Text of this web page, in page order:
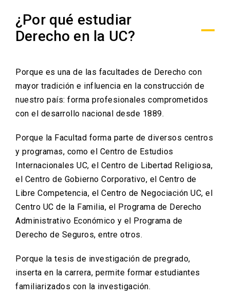
¿Por qué estudiar
Derecho en la UC?
Porque es una de las facultades de Derecho con
mayor tradición e influencia en la construcción de
nuestro país: forma profesionales comprometidos
con el desarrollo nacional desde 1889.
Porque la Facultad forma parte de diversos centros
y programas, como el Centro de Estudios
Internacionales UC, el Centro de Libertad Religiosa,
el Centro de Gobierno Corporativo, el Centro de
Libre Competencia, el Centro de Negociación UC, el
Centro UC de la Familia, el Programa de Derecho
Administrativo Económico y el Programa de
Derecho de Seguros, entre otros.
Porque la tesis de investigación de pregrado,
inserta en la carrera, permite formar estudiantes
familiarizados con la investigación.